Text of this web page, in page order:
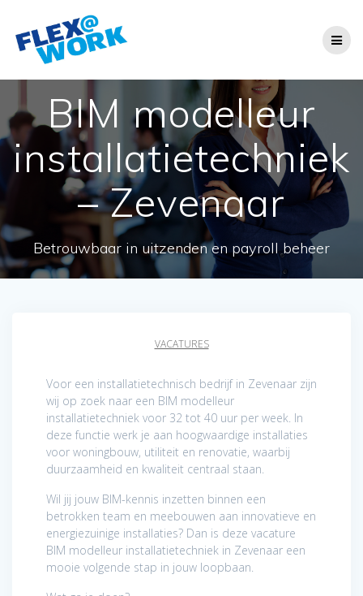
BIM modelleur
installatietechniek
– Zevenaar
Betrouwbaar in uitzenden en payroll beheer
VACATURES
Voor een installatietechnisch bedrijf in Zevenaar zijn
wij op zoek naar een BIM modelleur
installatietechniek voor 32 tot 40 uur per week. In
deze functie werk je aan hoogwaardige installaties
voor woningbouw, utiliteit en renovatie, waarbij
duurzaamheid en kwaliteit centraal staan.
Wil jij jouw BIM-kennis inzetten binnen een
betrokken team en meebouwen aan innovatieve en
energiezuinige installaties? Dan is deze vacature
BIM modelleur installatietechniek in Zevenaar een
mooie volgende stap in jouw loopbaan.